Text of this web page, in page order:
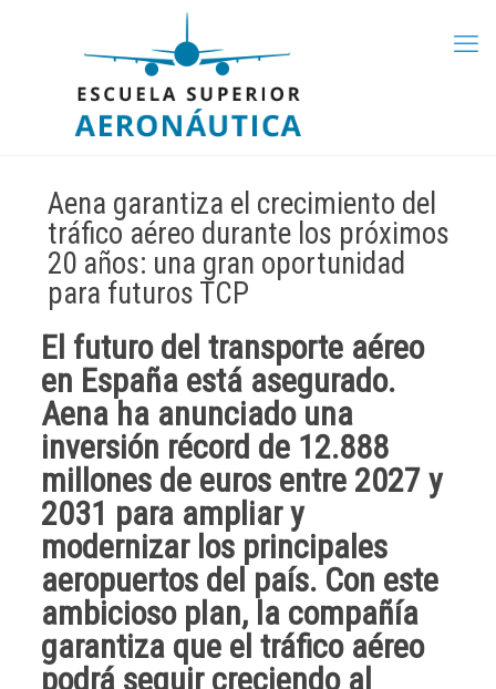
Aena garantiza el crecimiento del
tráfico aéreo durante los próximos
20 años: una gran oportunidad
para futuros TCP
El futuro del transporte aéreo
en España está asegurado.
Aena ha anunciado una
inversión récord de 12.888
millones de eurosentre 2027 y
2031 para ampliar y
modernizar los principales
aeropuertos del país. Con este
ambicioso plan, la compañía
garantiza que el tráfico aéreo
podrá seguir creciendo al